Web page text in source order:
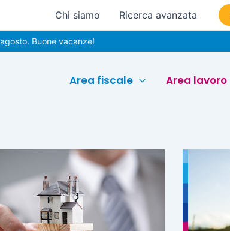
Chi siamo Ricerca avanzata
vacanze!
Area fiscale Area lavoro
PaginaPagina